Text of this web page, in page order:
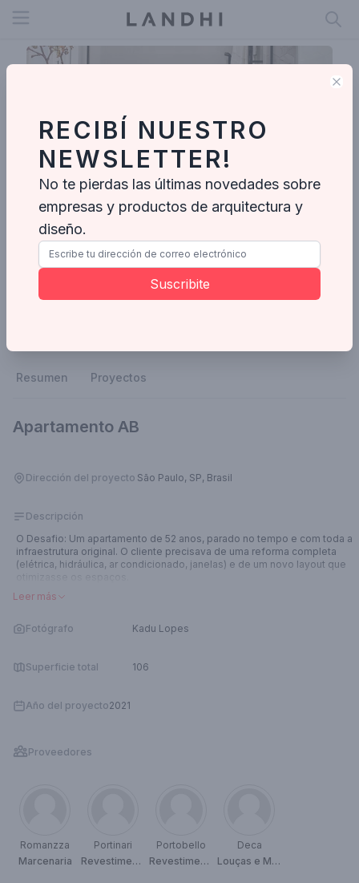
Open menu
Lima Vari Arquitetos
Enviar mensaje
Resumen Proyectos
Apartamento AB
Dirección del proyecto São Paulo, SP, Brasil
Descripción
O Desafio: Um apartamento de 52 anos, parado no tempo e com toda a
infraestrutura original. O cliente precisava de uma reforma completa
(elétrica, hidráulica, ar condicionado, janelas) e de um novo layout que
A Solução Lima Vari: Executamos um "retrofit" completo. A planta foi
redesenhada: o antigo banheiro de serviço virou uma área de serviço
sanitária). A cozinha foi integrada ao living, ampliando
raspagem e restauração, mantendo a "alma" do imóvel e criando um
Leer más
Fotógrafo Kadu Lopes
Superficie total 106
Año del proyecto2021
Proveedores
Romanzza
Marcenaria
Portinari
Revestimentos
Portobello
Revestimentos
Deca
Louças e Metais
RECIBÍ NUESTRO
NEWSLETTER!
No te pierdas las últimas novedades sobre
empresas y productos de arquitectura y
diseño.
Suscribite